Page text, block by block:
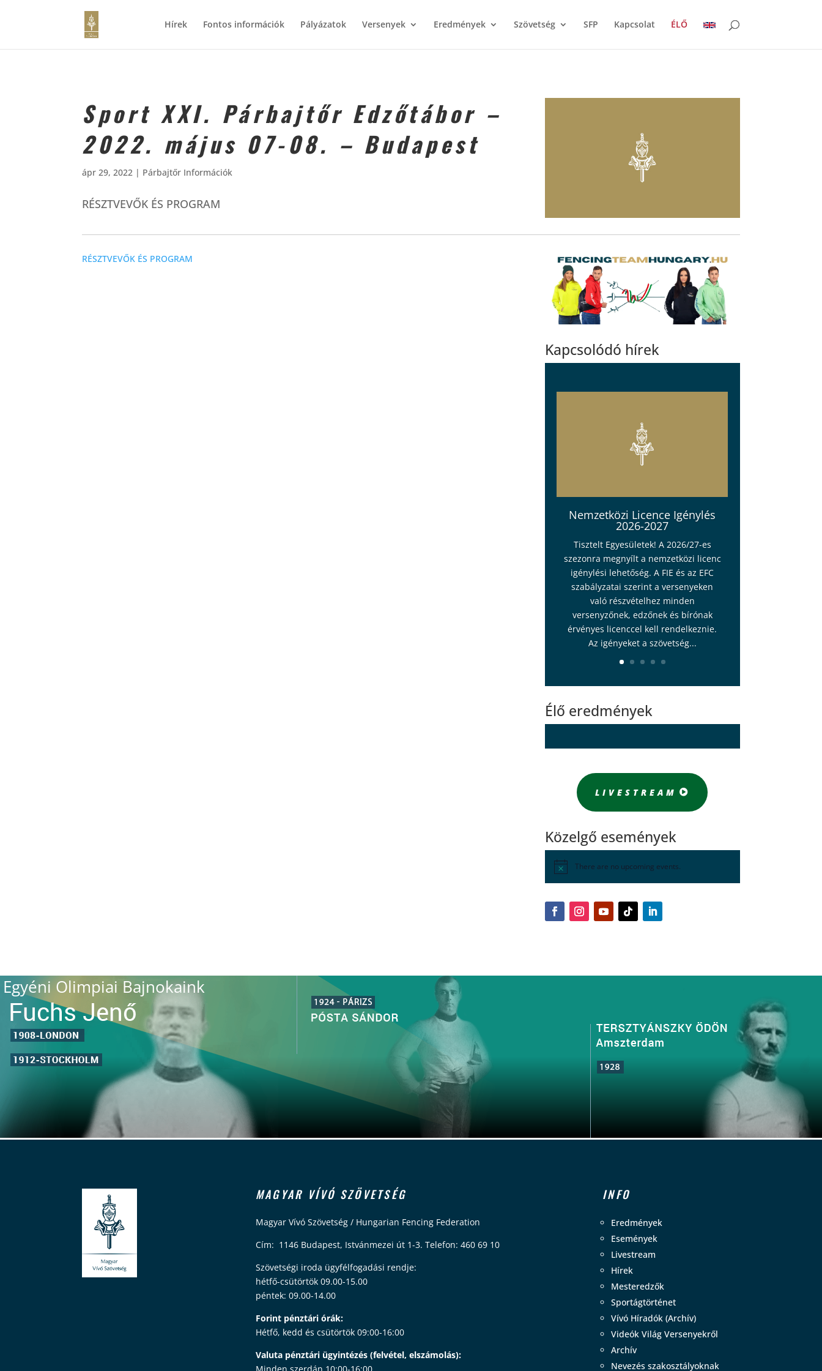
Hírek Fontos információk Pályázatok Versenyek Eredmények Szövetség SFP Kapcsolat ÉLŐ
Sport XXI. Párbajtőr Edzőtábor –
2022. május 07-08. – Budapest
ápr 29, 2022 | Párbajtőr Információk
RÉSZTVEVŐK ÉS PROGRAM
RÉSZTVEVŐK ÉS PROGRAM
Kapcsolódó hírek
Nemzetközi Licence Igénylés
2026-2027
Tisztelt Egyesületek! A 2026/27-es
szezonra megnyílt a nemzetközi licenc
igénylési lehetőség. A FIE és az EFC
szabályzatai szerint a versenyeken
való részvételhez minden
versenyzőnek, edzőnek és bírónak
érvényes licenccel kell rendelkeznie.
Az igényeket a szövetség...
Élő eredmények
LIVESTREAM
Közelgő események
There are no upcoming events.
Egyéni Olimpiai Bajnokaink
MAGYAR VÍVÓ SZÖVETSÉG
Magyar Vívó Szövetség / Hungarian Fencing Federation
Cím: 1146 Budapest, Istvánmezei út 1-3. Telefon: 460 69 10
Szövetségi iroda ügyfélfogadási rendje:
hétfő-csütörtök 09.00-15.00
péntek: 09.00-14.00
Forint pénztári órák:
Hétfő, kedd és csütörtök 09:00-16:00
Valuta pénztári ügyintézés (felvétel, elszámolás):
INFO
Eredmények
Események
Livestream
Hírek
Mesteredzők
Sportágtörténet
Vívó Híradók (Archív)
Videók Világ Versenyekről
Archív
Nevezés szakosztályoknak